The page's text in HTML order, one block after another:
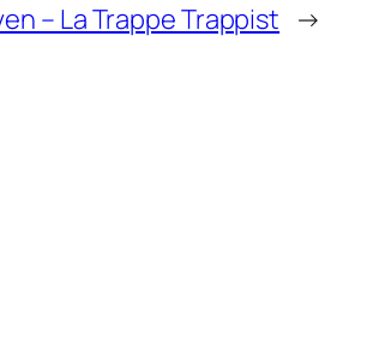
– La Trappe Trappist →